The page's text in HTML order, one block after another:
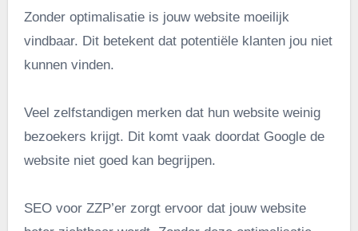
Zonder optimalisatie is jouw website moeilijk
vindbaar. Dit betekent dat potentiële klanten jou niet
kunnen vinden.
Veel zelfstandigen merken dat hun website weinig
bezoekers krijgt. Dit komt vaak doordat Google de
website niet goed kan begrijpen.
SEO voor ZZP’er zorgt ervoor dat jouw website